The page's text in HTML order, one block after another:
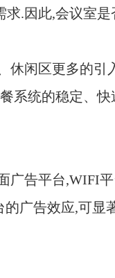
求.因此,会议室是
休闲区更多的引
系统的稳定、快
广告平台,WIFI
的广告效应,可显